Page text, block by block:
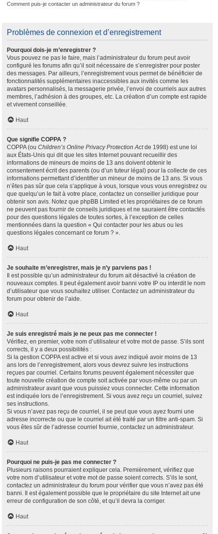
Comment puis-je contacter un administrateur du forum ?
Problèmes de connexion et d’enregistrement
Pourquoi dois-je m’enregistrer ?
Vous pouvez ne pas le faire, mais l’administrateur du forum peut avoir
configuré les forums afin qu’il soit nécessaire de s’enregistrer pour poster
des messages. Par ailleurs, l’enregistrement vous permet de bénéficier de
fonctionnalités supplémentaires inaccessibles aux invités comme les
avatars personnalisés, la messagerie privée, l’envoi de courriels aux autres
membres, l’adhésion à des groupes, etc. La création d’un compte est rapide
et vivement conseillée.
Haut
Que signifie COPPA ?
COPPA (ou Children’s Online Privacy Protection Actde 1998) est une loi
aux États-Unis qui dit que les sites Internet pouvant recueillir des
informations de mineurs de moins de 13 ans doivent obtenir le
consentement écrit des parents (ou d’un tuteur légal) pour la collecte de ces
informations permettant d’identifier un mineur de moins de 13 ans. Si vous
n’êtes pas sûr que cela s’applique à vous, lorsque vous vous enregistrez ou
que quelqu’un le fait à votre place, contactez un conseiller juridique pour
obtenir son avis. Notez que phpBB Limited et les propriétaires de ce forum
ne peuvent pas fournir de conseils juridiques et ne sauraient être contactés
pour des questions légales de toutes sortes, à l’exception de celles
mentionnées dans la question « Qui contacter pour les abus ou les
questions légales concernant ce forum ? ».
Haut
Je souhaite m’enregistrer, mais je n’y parviens pas !
Il est possible qu’un administrateur du forum ait désactivé la création de
nouveaux comptes. Il peut également avoir banni votre IP ou interdit le nom
d’utilisateur que vous souhaitez utiliser. Contactez un administrateur du
forum pour obtenir de l’aide.
Haut
Je suis enregistré mais je ne peux pas me connecter !
Vérifiez, en premier, votre nom d’utilisateur et votre mot de passe. S’ils sont
corrects, il y a deux possibilités :
Si la gestion COPPA est active et si vous avez indiqué avoir moins de 13
ans lors de l’enregistrement, alors vous devrez suivre les instructions
reçues par courriel. Certains forums peuvent également nécessiter que
toute nouvelle création de compte soit activée par vous-même ou par un
administrateur avant que vous puissiez vous connecter. Cette information
est indiquée lors de l’enregistrement. Si vous avez reçu un courriel, suivez
ses instructions.
Si vous n’avez pas reçu de courriel, il se peut que vous ayez fourni une
adresse incorrecte ou que le courriel ait été traité par un filtre anti-spam. Si
vous êtes sûr de l’adresse courriel fournie, contactez un administrateur.
Haut
Pourquoi ne puis-je pas me connecter ?
Plusieurs raisons pourraient expliquer cela. Premièrement, vérifiez que
votre nom d’utilisateur et votre mot de passe soient corrects. S’ils le sont,
contactez un administrateur du forum pour vérifier que vous n’avez pas été
banni. Il est également possible que le propriétaire du site Internet ait une
erreur de configuration de son côté, et qu’il devra la corriger.
Haut